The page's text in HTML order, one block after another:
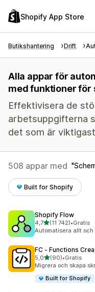
Shopify App Store
Butikshantering Drift
Alla appar för
med funktioner för
Effektivisera de
arbetsuppgifterna
det som är
508 appar med
Built for Shopify
Shopify Flow
4,7av 5 stjärnor
(11 742)
11742 recensioner
•Gratis
Automatisera allt
FC ‑ Functions
5,0av 5 stjärnor
(90)
90 recensioner totalt
•Gratis
Migrera och skapa
Built for Shopify